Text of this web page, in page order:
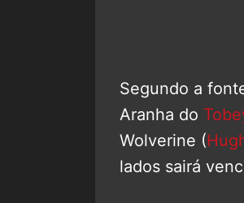
Segundo a
Aranha do
Wolverine (
lados sairá